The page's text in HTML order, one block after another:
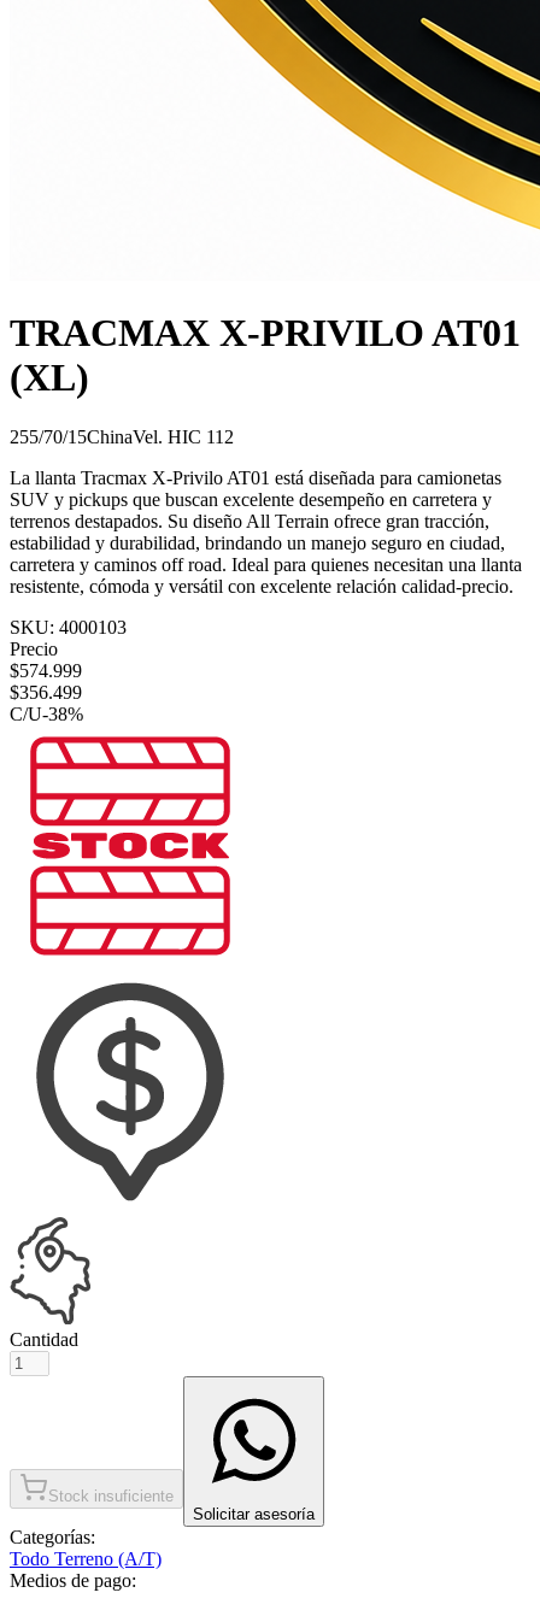
TRACMAX X-PRIVILO AT01
(XL)
255/70/15ChinaVel. HIC 112
La llanta Tracmax X-Privilo AT01 está diseñada para camionetas
SUV y pickups que buscan excelente desempeño en carretera y
terrenos destapados. Su diseño All Terrain ofrece gran tracción,
estabilidad y durabilidad, brindando un manejo seguro en ciudad,
carretera y caminos off road. Ideal para quienes necesitan una llanta
resistente, cómoda y versátil con excelente relación calidad-precio.
SKU: 4000103
Precio
$574.999
$356.499
C/U-38%
Cantidad
Stock insuficiente
Solicitar asesoría
Categorías:
Todo Terreno (A/T)
Medios de pago: